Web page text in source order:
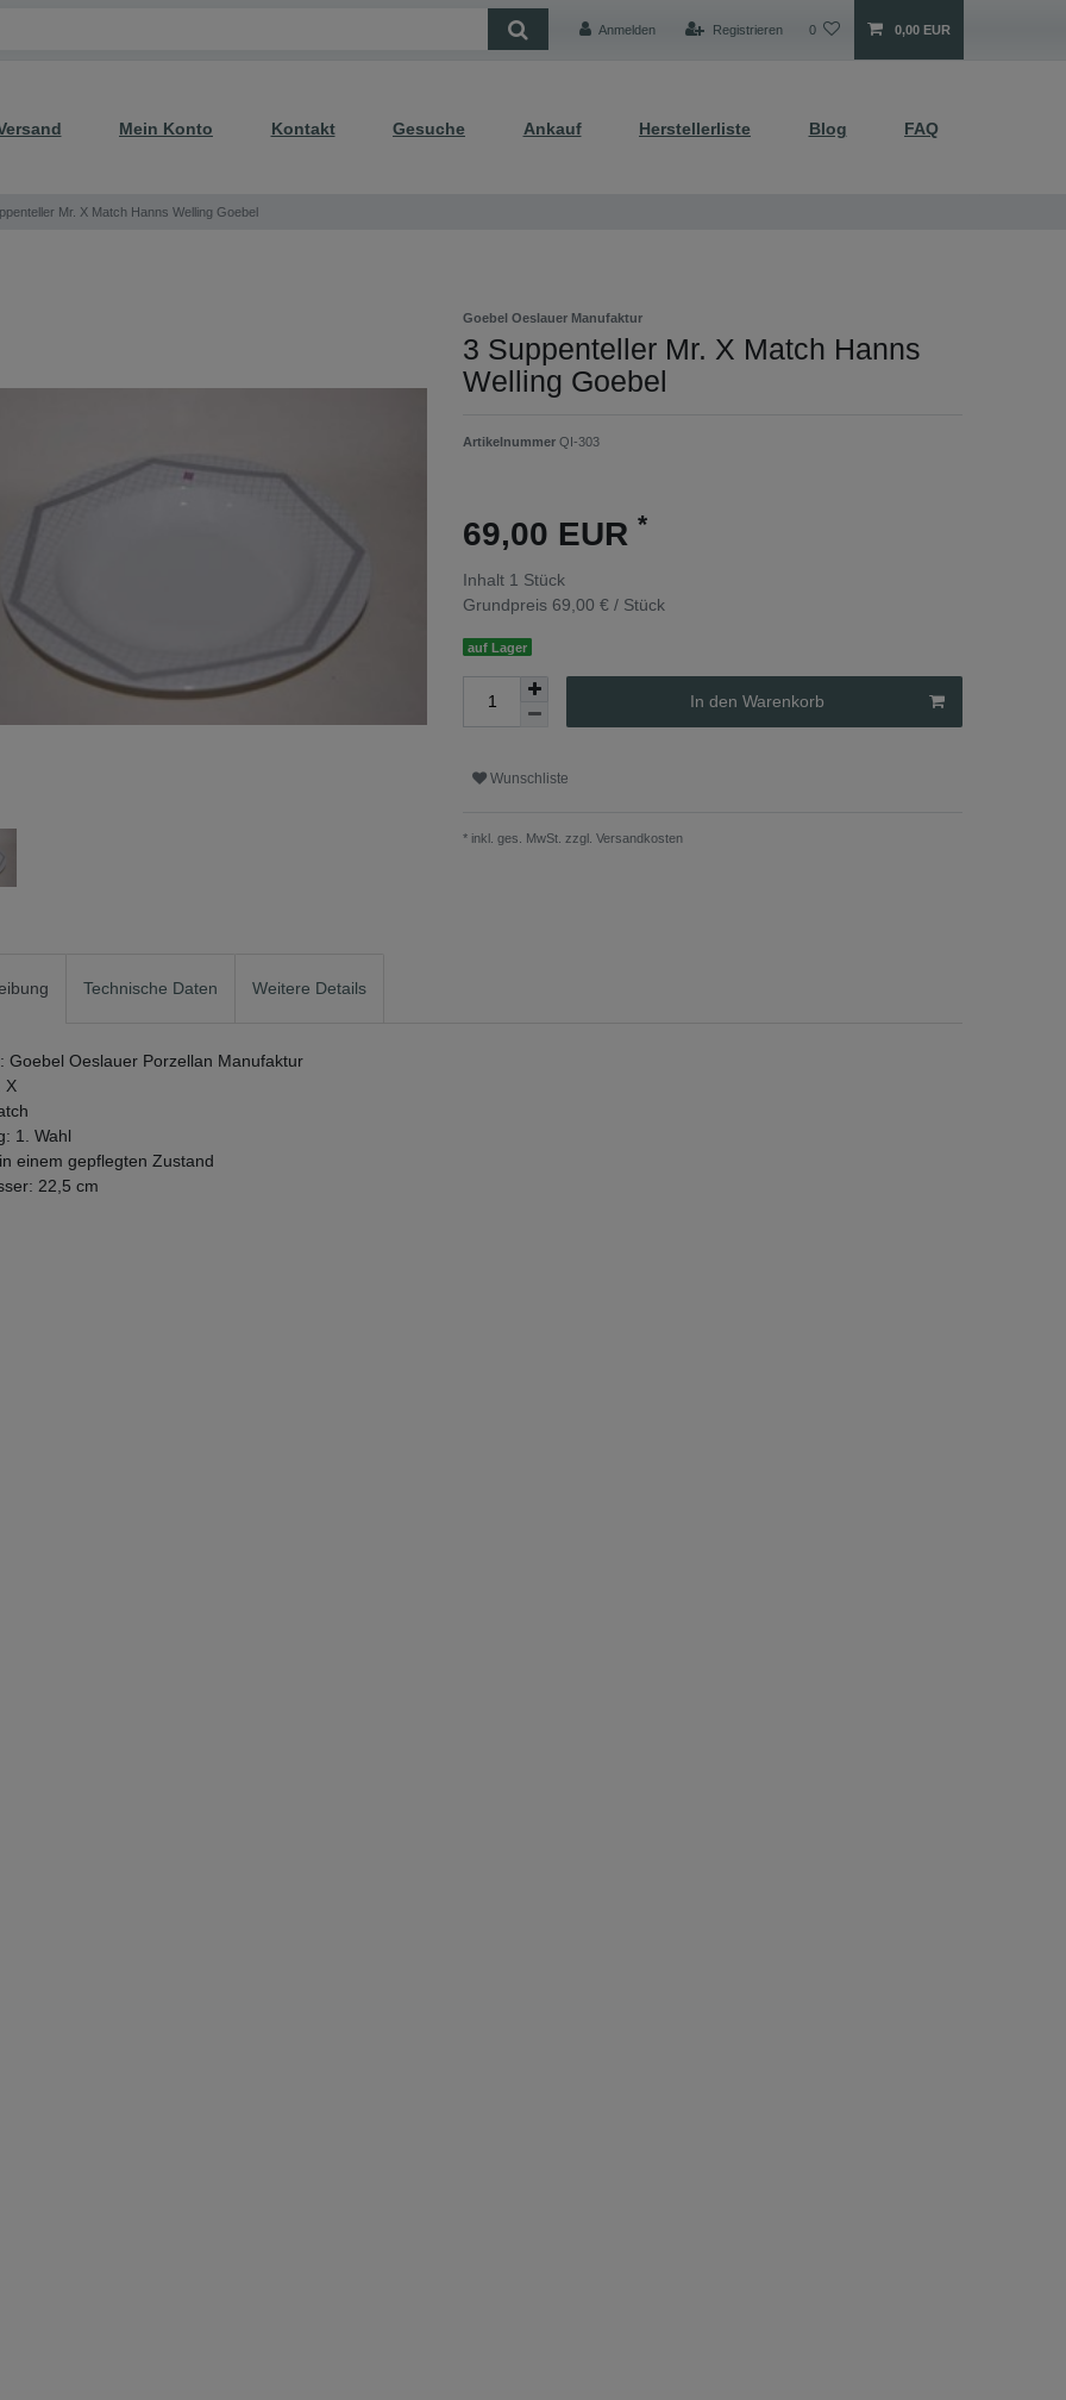
Anmelden Registrieren 0 0,00 EUR
Mein Konto Kontakt Gesuche Ankauf Herstellerliste Blog FAQ
Mr. X Match Hanns Welling Goebel
Goebel Oeslauer Manufaktur
3 Suppenteller Mr. X Match Hanns
Welling Goebel
Artikelnummer QI-303
69,00 EUR *
Inhalt 1 Stück
Grundpreis 69,00 € / Stück
auf Lager
In den Warenkorb
Wunschliste
* inkl. ges. MwSt. zzgl. Versandkosten
Technische Daten Weitere Details
Goebel Oeslauer Porzellan Manufaktur
X
1. Wahl
einem gepflegten Zustand
22,5 cm